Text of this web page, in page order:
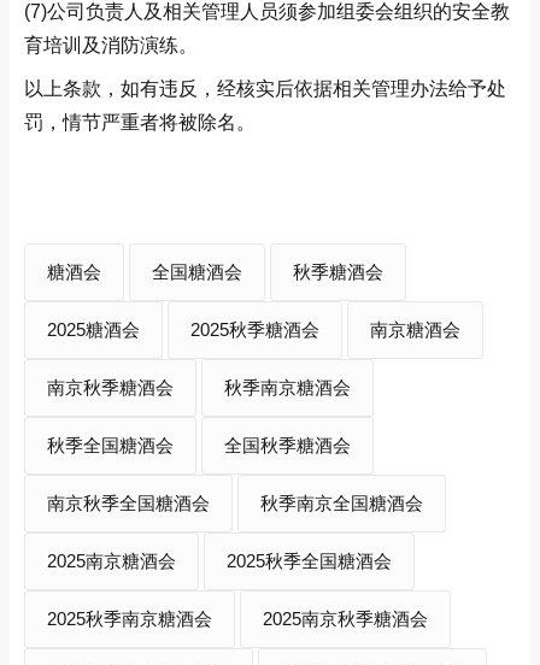
(7)公司负责人及相关管理人员须参加组委会组织的安全教
育培训及消防演练。
以上条款，如有违反，经核实后依据相关管理办法给予处
罚，情节严重者将被除名。
糖酒会 全国糖酒会 秋季糖酒会
2025糖酒会 2025秋季糖酒会 南京糖酒会
南京秋季糖酒会 秋季南京糖酒会
秋季全国糖酒会 全国秋季糖酒会
南京秋季全国糖酒会 秋季南京全国糖酒会
2025南京糖酒会 2025秋季全国糖酒会
2025秋季南京糖酒会 2025南京秋季糖酒会